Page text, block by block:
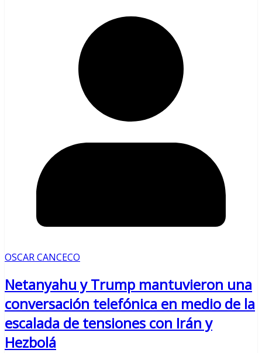
OSCAR CANCECO
Netanyahu y Trump mantuvieron una
conversación telefónica en medio de la
escalada de tensiones con Irán y
Hezbolá